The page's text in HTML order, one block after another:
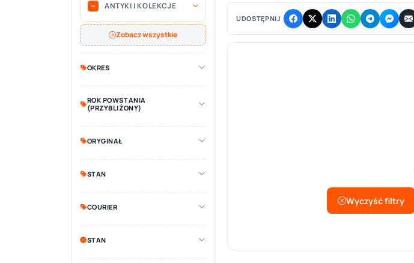
ANTYKI I KOLEKCJE
Zobacz wszystkie
OKRES
ROK POWSTANIA
(PRZYBLIŻONY)
ORYGINAŁ
STAN
COURIER
STAN
UDOSTĘPNIJ
Wyczyść filtry